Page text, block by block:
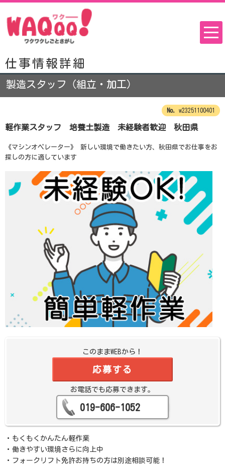
仕事情報詳細
製造スタッフ（組立・加工）
w23251100401
軽作業スタッフ 培養土製造 未経験者歓迎 秋田県
《マシンオペレーター》 新しい環境で働きたい方、秋田県でお仕事をお
探しの方に適しています
このままWEBから！
応募する
お電話でも応募できます。
019-606-1052
・もくもくかんたん軽作業
・働きやすい環境さらに向上中
・フォークリフト免許お持ちの方は別途相談可能！